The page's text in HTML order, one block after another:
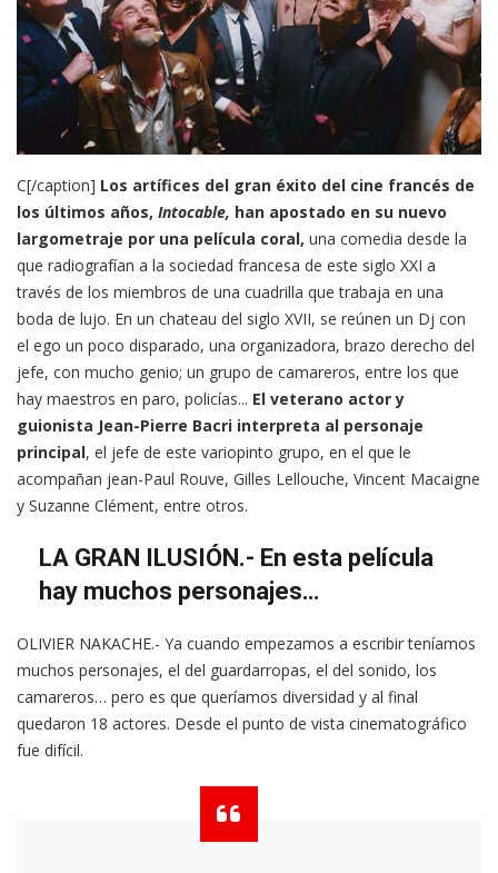
C[/caption] Los artífices del gran éxito del cine francés de
los últimos años, Intocable, han apostado en su nuevo
largometraje por una película coral, una comedia desde la
que radiografían a la sociedad francesa de este siglo XXI a
través de los miembros de una cuadrilla que trabaja en una
boda de lujo. En un chateau del siglo XVII, se reúnen un Dj con
el ego un poco disparado, una organizadora, brazo derecho del
jefe, con mucho genio; un grupo de camareros, entre los que
hay maestros en paro, policías... El veterano actor y
guionista Jean-Pierre Bacri interpreta al personaje
principal, el jefe de este variopinto grupo, en el que le
acompañan jean-Paul Rouve, Gilles Lellouche, Vincent Macaigne
y Suzanne Clément, entre otros.
LA GRAN ILUSIÓN.- En esta película
hay muchos personajes…
OLIVIER NAKACHE.- Ya cuando empezamos a escribir teníamos
muchos personajes, el del guardarropas, el del sonido, los
camareros… pero es que queríamos diversidad y al final
quedaron 18 actores. Desde el punto de vista cinematográfico
fue difícil.